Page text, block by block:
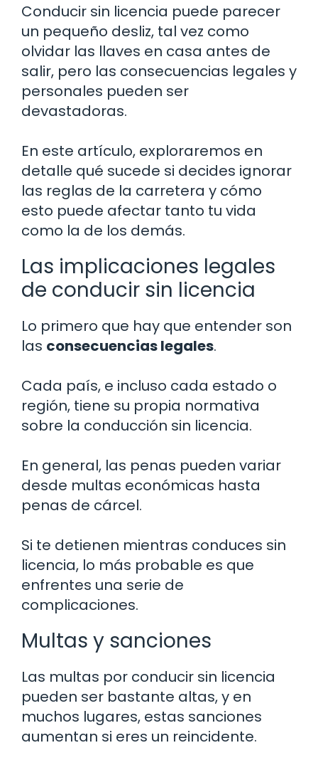
Conducir sin licencia puede parecer
un pequeño desliz, tal vez como
olvidar las llaves en casa antes de
salir, pero las consecuencias legales y
personales pueden ser
devastadoras.
En este artículo, exploraremos en
detalle qué sucede si decides ignorar
las reglas de la carretera y cómo
esto puede afectar tanto tu vida
como la de los demás.
Las implicaciones legales
de conducir sin licencia
Lo primero que hay que entender son
las consecuencias legales.
Cada país, e incluso cada estado o
región, tiene su propia normativa
sobre la conducción sin licencia.
En general, las penas pueden variar
desde multas económicas hasta
penas de cárcel.
Si te detienen mientras conduces sin
licencia, lo más probable es que
enfrentes una serie de
complicaciones.
Multas y sanciones
Las multas por conducir sin licencia
pueden ser bastante altas, y en
muchos lugares, estas sanciones
aumentan si eres un reincidente.